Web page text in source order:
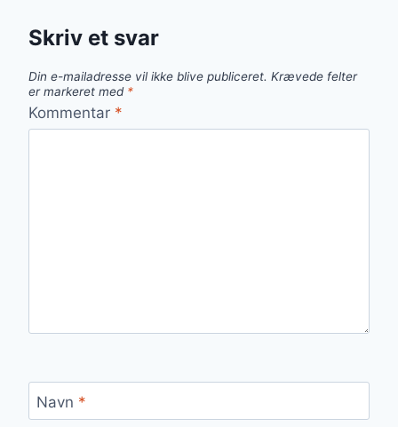
Skriv et svar
Din e-mailadresse vil ikke blive publiceret. Krævede felter
er markeret med *
Kommentar *
Navn *